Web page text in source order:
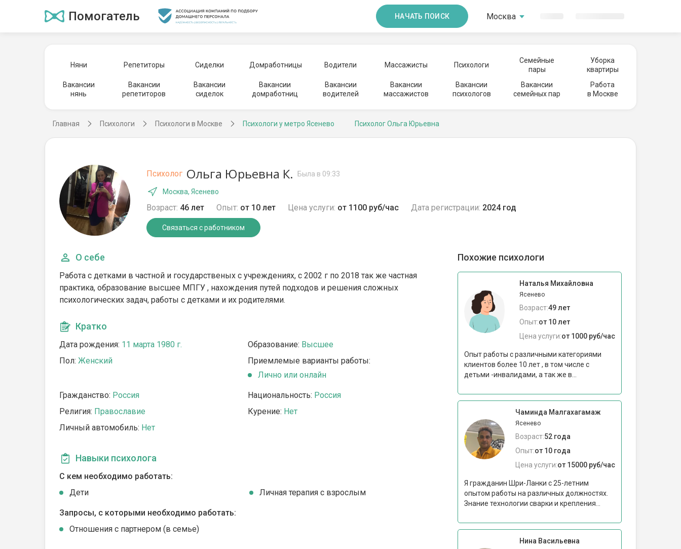
Помогатель НАЧАТЬ ПОИСК Москва
Няни Репетиторы Сиделки Домработницы Водители Массажисты Психологи
Семейные
пары
Уборка
квартиры
Вакансии
нянь
Вакансии
репетиторов
Вакансии
сиделок
Вакансии
домработниц
Вакансии
водителей
Вакансии
массажистов
Вакансии
психологов
Вакансии
семейных пар
Работа
в Москве
Главная Психологи Психологи в Москве Психологи у метро Ясенево Психолог Ольга Юрьевна
Психолог Ольга Юрьевна К. Была в 09:33
Москва, Ясенево
Возраст: 46 лет Опыт: от 10 лет Цена услуги: от 1100 руб/час Дата регистрации: 2024 год
Связаться с работником
О себе
Работа с детками в частной и государственых с учреждениях, с 2002 г по 2018 так же частная
практика, образование высшее МПГУ , нахождения путей подходов и решения сложных
психологических задач, работы с детками и их родителями.
Кратко
Дата рождения: 11 марта 1980 г. Образование: Высшее
Пол: Женский
Приемлемые варианты работы:
Лично или онлайн
Гражданство: Россия Национальность: Россия
Религия: Православие Курение: Нет
Личный автомобиль: Нет
Навыки психолога
С кем необходимо работать:
Дети
Личная терапия с взрослым
Запросы, с которыми необходимо работать:
Отношения с партнером (в семье)
Похожие психологи
Наталья Михайловна
Ясенево
Возраст:49 лет
Опыт:от 10 лет
Цена услуги:от 1000 руб/час
Опыт работы с различными категориями
клиентов более 10 лет , в том числе с
детьми -инвалидами, а так же в...
Чаминда Малгахагамаж
Ясенево
Возраст:52 года
Опыт:от 10 года
Цена услуги:от 15000 руб/час
Я гражданин Шри-Ланки с 25-летним
опытом работы на различных должностях.
Знание технологии сварки и крепления...
Нина Васильевна